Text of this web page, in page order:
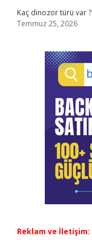
Kaç dinozor türü var ?
Temmuz 25, 2026
Reklam ve İletişim: